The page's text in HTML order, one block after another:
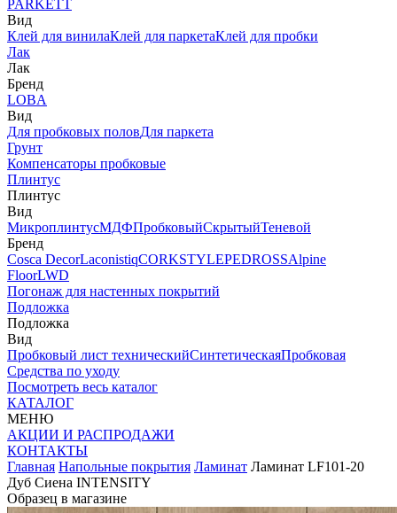
PARKETT
Вид
Клей для винилаКлей для паркетаКлей для пробки
Лак
Лак
Бренд
LOBA
Вид
Для пробковых половДля паркета
Грунт
Компенсаторы пробковые
Плинтус
Плинтус
Вид
МикроплинтусМДФПробковыйСкрытыйТеневой
Бренд
Cosca DecorLaconistiqCORKSTYLEPEDROSSAlpine
FloorLWD
Погонаж для настенных покрытий
Подложка
Подложка
Вид
Пробковый лист техническийСинтетическаяПробковая
Средства по уходу
Посмотреть весь каталог
КАТАЛОГ
МЕНЮ
АКЦИИ И РАСПРОДАЖИ
КОНТАКТЫ
Главная Напольные покрытия Ламинат Ламинат LF101-20
Дуб Сиена INTENSITY
Образец в магазине